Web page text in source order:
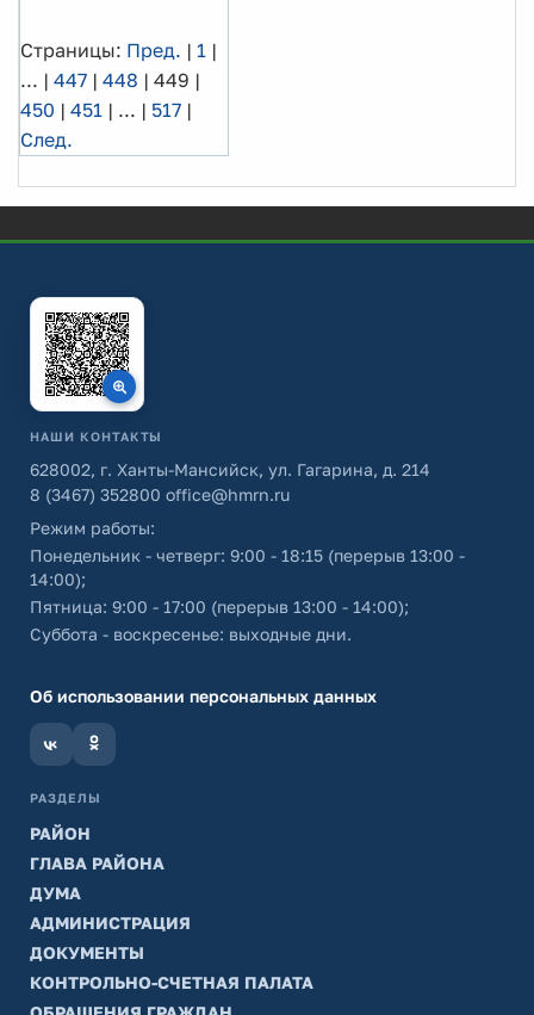
Страницы: Пред. | 1 |
... | 447 | 448 | 449 |
450 | 451 | ... | 517 |
След.
НАШИ КОНТАКТЫ
628002, г. Ханты-Мансийск, ул. Гагарина, д. 214
8 (3467) 352800 office@hmrn.ru
Режим работы:
Понедельник - четверг: 9:00 - 18:15 (перерыв 13:00 -
14:00);
Пятница: 9:00 - 17:00 (перерыв 13:00 - 14:00);
Суббота - воскресенье: выходные дни.
Об использовании персональных данных
РАЗДЕЛЫ
РАЙОН
ГЛАВА РАЙОНА
ДУМА
АДМИНИСТРАЦИЯ
ДОКУМЕНТЫ
КОНТРОЛЬНО-СЧЕТНАЯ ПАЛАТА